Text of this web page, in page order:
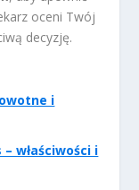
oceni Twój
decyzję.
i
właściwości i